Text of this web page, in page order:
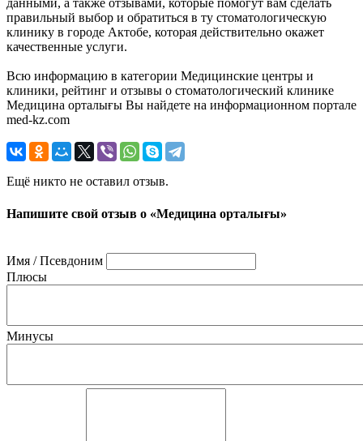
данными, а также отзывами, которые помогут вам сделать
правильный выбор и обратиться в ту стоматологическую
клинику в городе Актобе, которая действительно окажет
качественные услуги.
Всю информацию в категории Медицинские центры и
клиники, рейтинг и отзывы о стоматологический клинике
Медицина орталығы Вы найдете на информационном портале
med-kz.com
Ещё никто не оставил отзыв.
Напишите свой отзыв о «Медицина орталығы»
Имя / Псевдоним
Плюсы
Минусы